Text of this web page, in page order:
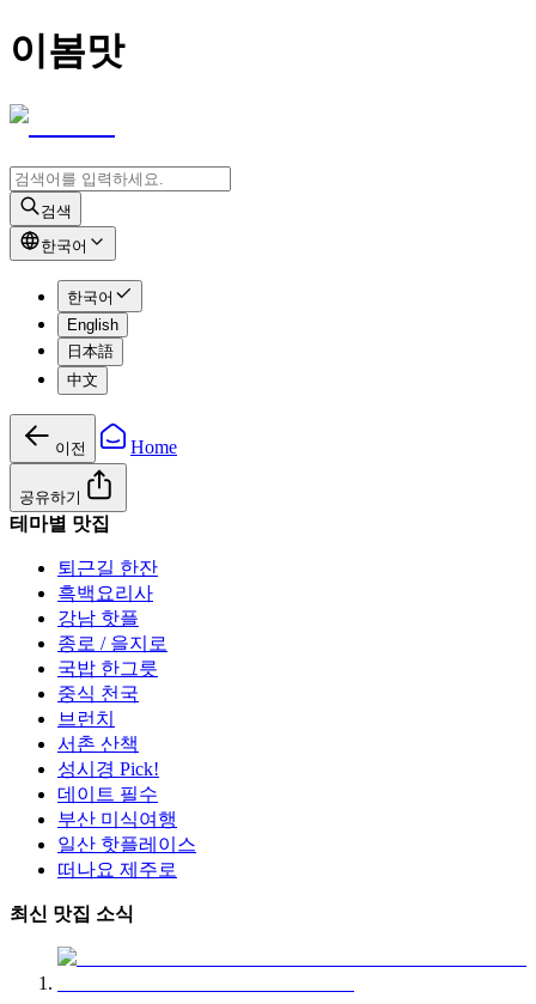
이봄맛
검색
한국어
한국어
English
日本語
中文
이전 Home
공유하기
테마별 맛집
퇴근길 한잔
흑백요리사
강남 핫플
종로 / 을지로
국밥 한그릇
중식 천국
브런치
서촌 산책
성시경 Pick!
데이트 필수
부산 미식여행
일산 핫플레이스
떠나요 제주로
최신 맛집 소식